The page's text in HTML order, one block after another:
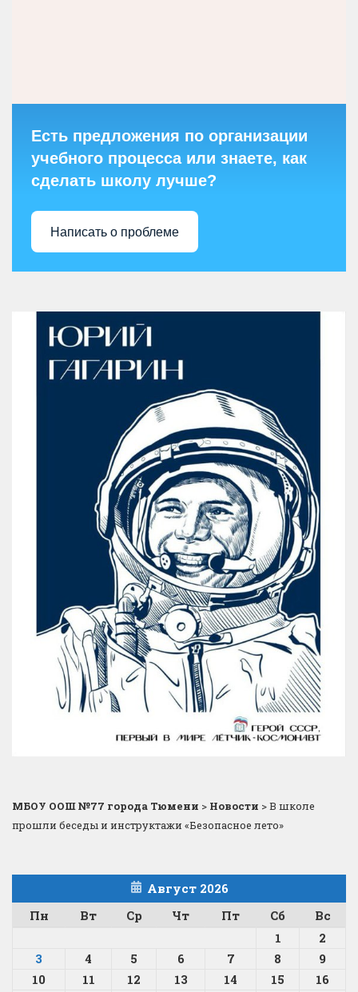
Есть предложения по организации
учебного процесса или знаете, как
сделать школу лучше?
Написать о проблеме
МБОУ ООШ №77 города Тюмени > Новости >В школе
прошли беседы и инструктажи «Безопасное лето»
Август 2026
Пн
Вт Ср Чт Пт Сб
Вс
1
2
3
4 5 6 7 8
9
10
11 12 13 14 15
16